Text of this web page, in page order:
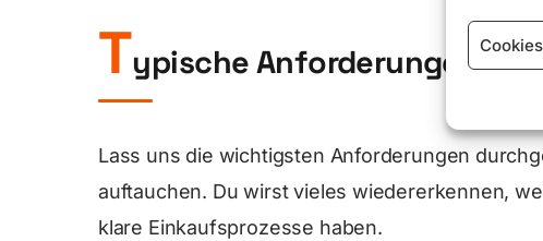
Typische Anforderungen an
Lass uns die wichtigsten Anforderungen
auftauchen. Du wirst vieles wiedererkennen,
klare Einkaufsprozesse haben.